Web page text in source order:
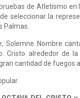
de Atletismo en
seleccionar la
Palmas.
Solemne Nombre
Cristo alrededor de
cantidad de fuegos